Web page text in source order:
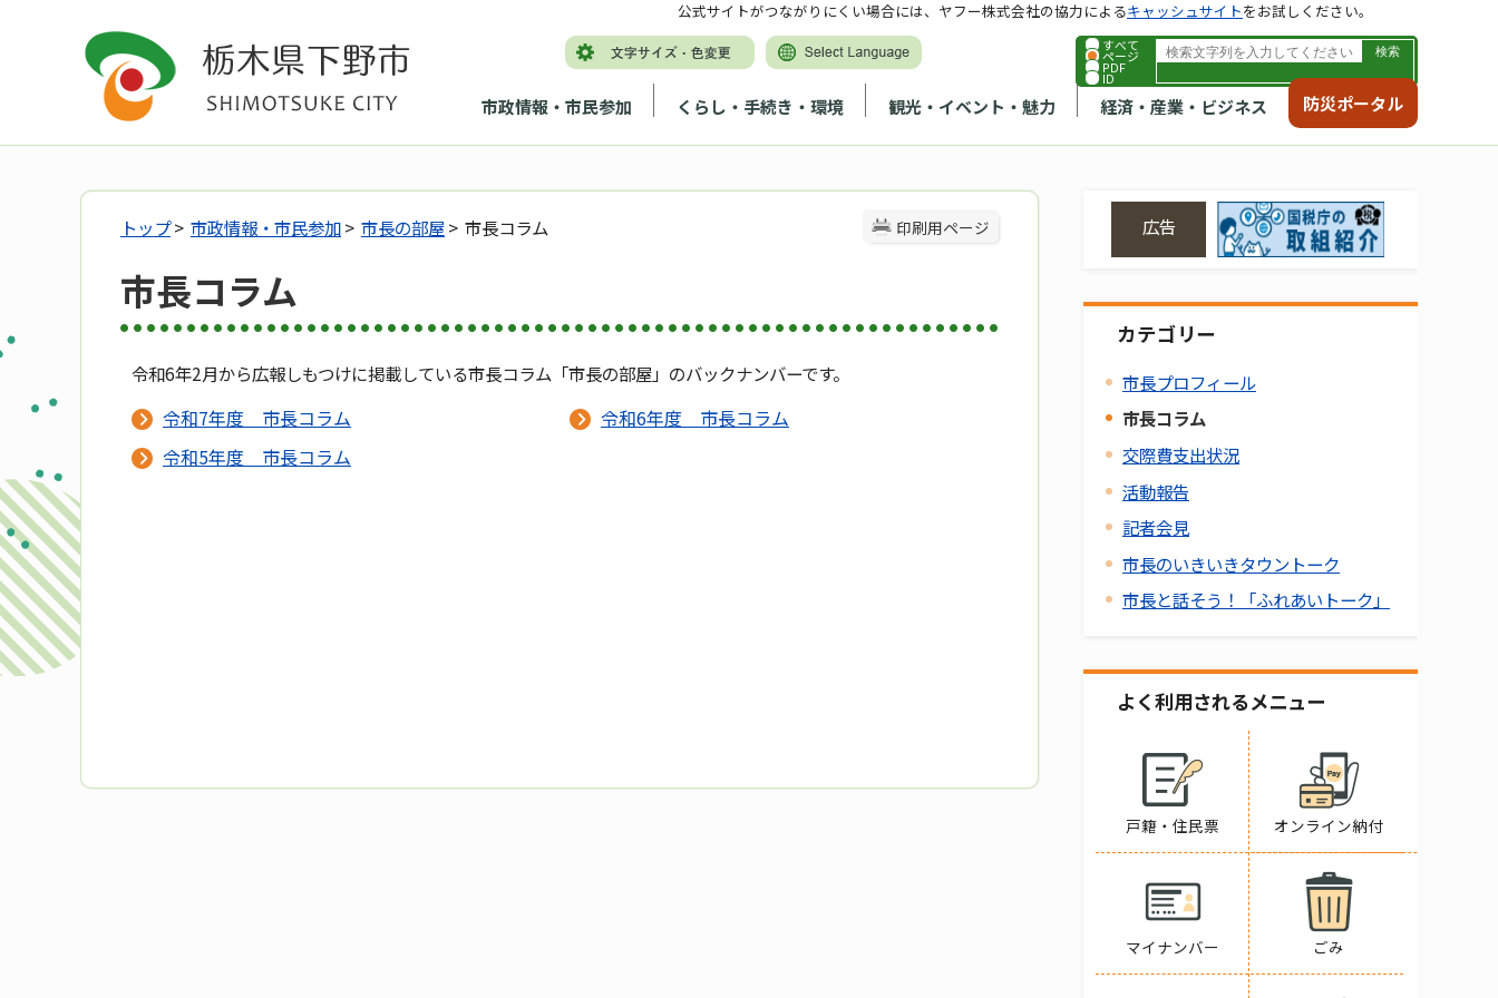
すべて
ページ
PDF
ID
市政情報・市民参加 くらし・手続き・環境 観光・イベント・魅力 経済・産業・ビジネス 防災ポータル
公式サイトがつながりにくい場合には、ヤフー株式会社の協力によるキャッシュサイトをお試しください。
印刷用ページ
トップ> 市政情報・市民参加> 市長の部屋> 市長コラム
市長コラム
令和6年2月から広報しもつけに掲載している市長コラム「市長の部屋」のバックナンバーです。
令和7年度 市長コラム
令和6年度 市長コラム
令和5年度 市長コラム
広告
カテゴリー
市長プロフィール
市長コラム
交際費支出状況
活動報告
記者会見
市長のいきいきタウントーク
市長と話そう！「ふれあいトーク」
よく利用されるメニュー
戸籍・住民票 オンライン納付
マイナンバー ごみ